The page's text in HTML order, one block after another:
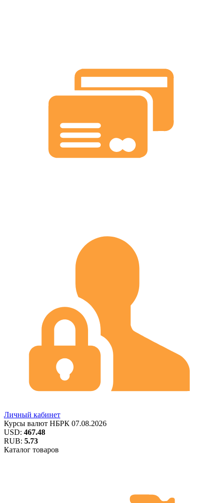
Личный кабинет
Курсы валют НБРК 07.08.2026
USD: 467.48
RUB: 5.73
Каталог товаров